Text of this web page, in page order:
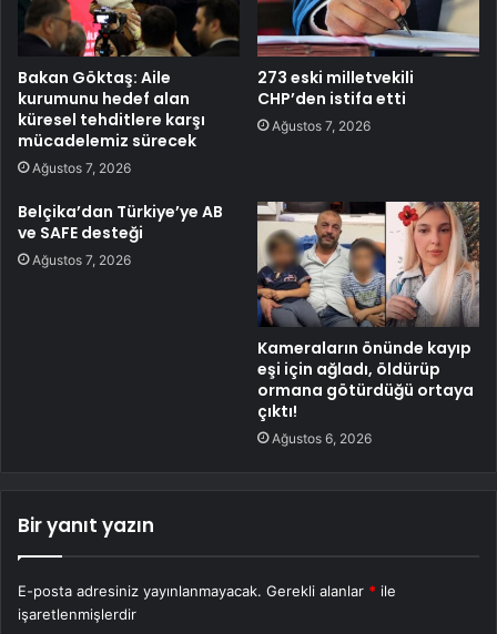
Bakan Göktaş: Aile
kurumunu hedef alan
küresel tehditlere karşı
mücadelemiz sürecek
Ağustos 7, 2026
273 eski milletvekili
CHP’den istifa etti
Ağustos 7, 2026
Belçika’dan Türkiye’ye AB
ve SAFE desteği
Ağustos 7, 2026
Kameraların önünde kayıp
eşi için ağladı, öldürüp
ormana götürdüğü ortaya
çıktı!
Ağustos 6, 2026
Bir yanıt yazın
E-posta adresiniz yayınlanmayacak. Gerekli alanlar * ile
işaretlenmişlerdir